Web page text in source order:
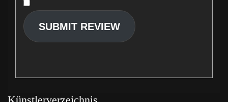
SUBMIT REVIEW